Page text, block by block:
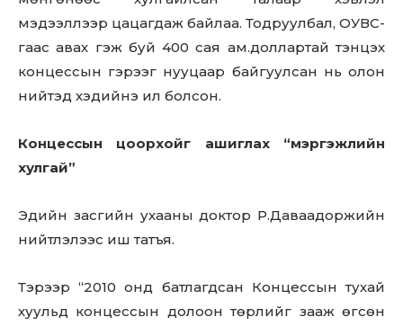
мэдээллээр цацагдаж байлаа. Тодруулбал, ОУВС-
гаас авах гэж буй 400 сая ам.доллартай тэнцэх
концессын гэрээг нууцаар байгуулсан нь олон
нийтэд хэдийнэ ил болсон.
Концессын цоорхойг ашиглах “мэргэжлийн
хулгай”
Эдийн засгийн ухааны доктор Р.Даваадоржийн
нийтлэлээс иш татъя.
Тэрээр “2010 онд батлагдсан Концессын тухай
хуульд концессын долоон төрлийг зааж өгсөн